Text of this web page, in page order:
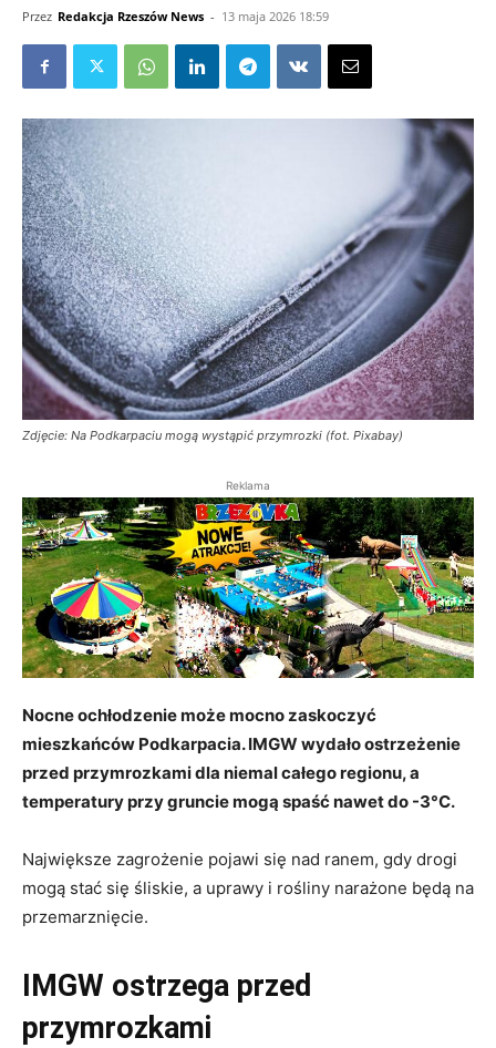
Przez Redakcja Rzeszów News - 13 maja 2026 18:59
Zdjęcie: Na Podkarpaciu mogą wystąpić przymrozki (fot. Pixabay)
Reklama
Nocne ochłodzenie może mocno zaskoczyć
mieszkańców Podkarpacia. IMGW wydało ostrzeżenie
przed przymrozkami dla niemal całego regionu, a
temperatury przy gruncie mogą spaść nawet do -3°C.
Największe zagrożenie pojawi się nad ranem, gdy drogi
mogą stać się śliskie, a uprawy i rośliny narażone będą na
przemarznięcie.
IMGW ostrzega przed
przymrozkami